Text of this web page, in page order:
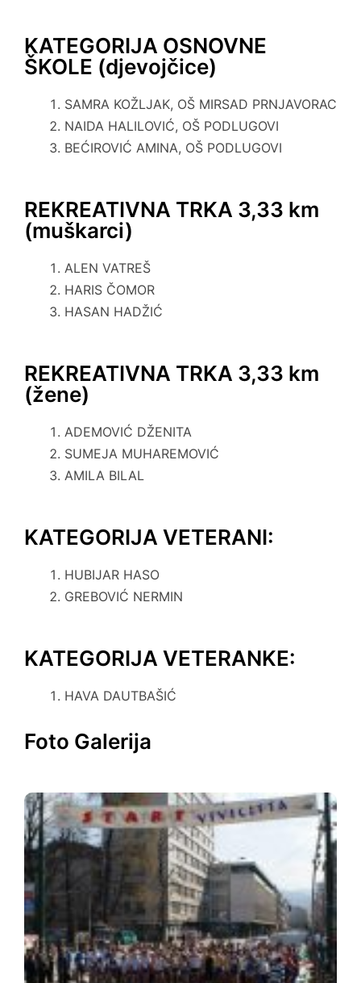
KATEGORIJA OSNOVNE
ŠKOLE (djevojčice)
SAMRA KOŽLJAK, OŠ MIRSAD PRNJAVORAC
NAIDA HALILOVIĆ, OŠ PODLUGOVI
BEĆIROVIĆ AMINA, OŠ PODLUGOVI
REKREATIVNA TRKA 3,33 km
(muškarci)
ALEN VATREŠ
HARIS ČOMOR
HASAN HADŽIĆ
REKREATIVNA TRKA 3,33 km
(žene)
ADEMOVIĆ DŽENITA
SUMEJA MUHAREMOVIĆ
AMILA BILAL
KATEGORIJA VETERANI:
HUBIJAR HASO
GREBOVIĆ NERMIN
KATEGORIJA VETERANKE:
HAVA DAUTBAŠIĆ
Foto Galerija